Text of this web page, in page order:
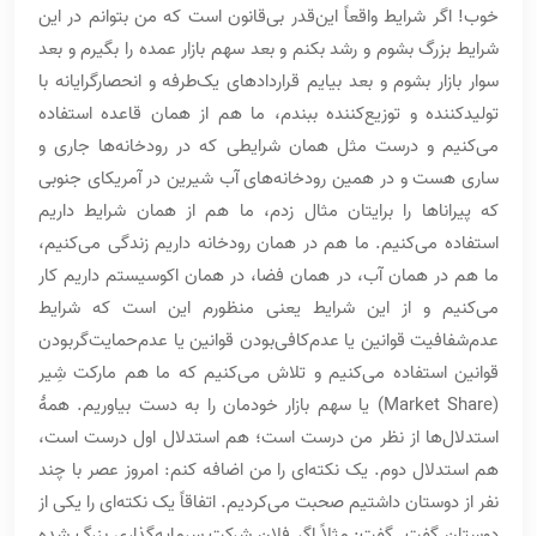
خوب! اگر شرایط واقعاً این‌قدر بی‌قانون است که من بتوانم در این
شرایط بزرگ بشوم و رشد بکنم و بعد سهم بازار عمده را بگیرم و بعد
سوار بازار بشوم و بعد بیایم قراردادهای یک‌طرفه و انحصارگرایانه با
تولیدکننده و توزیع‌کننده ببندم، ما هم از همان قاعده استفاده
می‌کنیم و درست مثل همان شرایطی که در رودخانه‌ها جاری و
ساری هست و در همین رودخانه‌های آب شیرین در آمریکای جنوبی
که پیراناها را برایتان مثال زدم، ما هم از همان شرایط داریم
استفاده می‌کنیم. ما هم در همان رودخانه داریم زندگی می‌کنیم،
ما هم در همان آب، در همان فضا، در همان اکوسیستم داریم کار
می‌کنیم و از این شرایط یعنی منظورم این است که شرایط
عدم‌شفافیت قوانین یا عدم‌کافی‌بودن قوانین یا عدم‌حمایت‌گربودن
قوانین استفاده می‌کنیم و تلاش می‌کنیم که ما هم مارکت شِیر
(Market Share) یا سهم بازار خودمان را به دست بیاوریم. همۀ
استدلال‌ها از نظر من درست است؛ هم استدلال اول درست است،
هم استدلال دوم. یک نکته‌ای را من اضافه کنم: امروز عصر با چند
نفر از دوستان داشتیم صحبت می‌کردیم. اتفاقاً یک نکته‌ای را یکی از